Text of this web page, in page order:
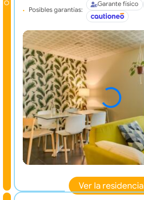
Posibles garantías:
Garante físico
Ver la residencia